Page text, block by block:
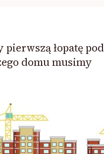
łopatę pod
domu musimy